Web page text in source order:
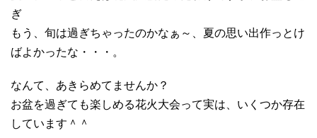
ぎ
もう、旬は過ぎちゃったのかなぁ～、夏の思い出作っとけ
ばよかったな・・・。
なんて、あきらめてませんか？
お盆を過ぎても楽しめる花火大会って実は、いくつか存在
しています＾＾